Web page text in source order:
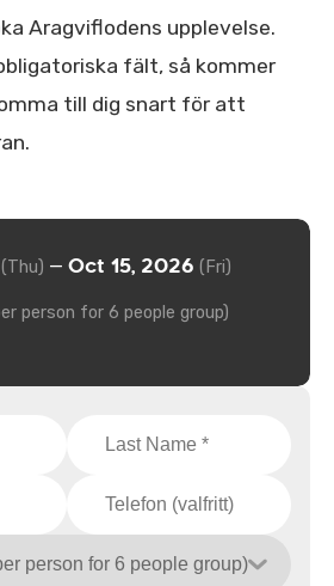
Aragviflodens upplevelse.
fält, så kommer
till dig snart för att
(Thu) — Oct 15, 2026 (Fri)
person for 6 people group)